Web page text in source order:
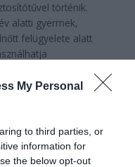
My Personal
to third parties, or
information for
the below opt-out
történik.
alatti gyermek,
felügyelete alatt